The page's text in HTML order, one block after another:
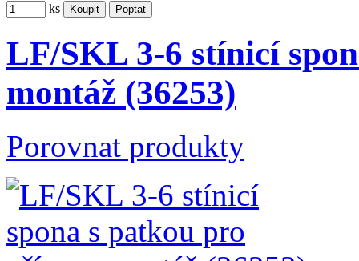
ks
LF/SKL 3-6 stínicí
montáž (36253)
Porovnat produkty